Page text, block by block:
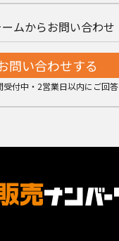
ムからお問い合わせ
問い合わせする
受付中・2営業日以内にご回答